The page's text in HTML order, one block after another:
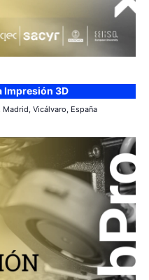
Impresión 3D
Vicálvaro, España